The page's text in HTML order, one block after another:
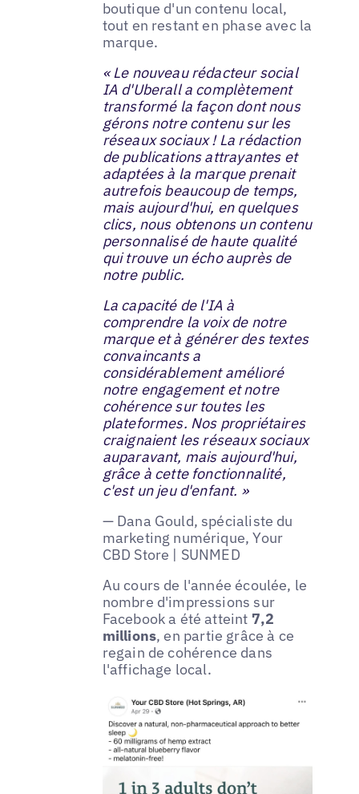
boutique d'un contenu local,
tout en restant en phase avec la
marque.
« Le nouveau rédacteur social
IA d'Uberall a complètement
transformé la façon dont nous
gérons notre contenu sur les
réseaux sociaux ! La rédaction
de publications attrayantes et
adaptées à la marque prenait
autrefois beaucoup de temps,
mais aujourd'hui, en quelques
clics, nous obtenons un contenu
personnalisé de haute qualité
qui trouve un écho auprès de
notre public.
La capacité de l'IA à
comprendre la voix de notre
marque et à générer des textes
convaincants a
considérablement amélioré
notre engagement et notre
cohérence sur toutes les
plateformes. Nos propriétaires
craignaient les réseaux sociaux
auparavant, mais aujourd'hui,
grâce à cette fonctionnalité,
c'est un jeu d'enfant. »
— Dana Gould, spécialiste du
marketing numérique, Your
CBD Store | SUNMED
Au cours de l'année écoulée, le
nombre d'impressions sur
Facebook a été atteint 7,2
millions, en partie grâce à ce
regain de cohérence dans
l'affichage local.